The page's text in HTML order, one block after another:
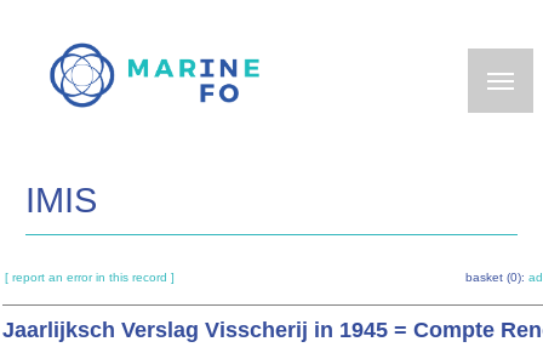
main
IMIS
[ report an error in this record ] basket (0):
Jaarlijksch Verslag Visscherij in 1945 = Compte